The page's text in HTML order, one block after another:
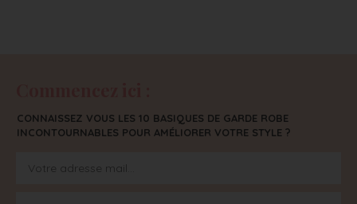
CONNAISSEZ VOUS LES 10 BASIQUES DE GARDE ROBE
INCONTOURNABLES POUR AMÉLIORER VOTRE STYLE ?